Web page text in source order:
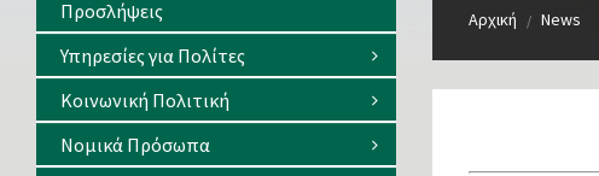
Αρχική / News
Προσλήψεις
Υπηρεσίες για Πολίτες
Κοινωνική Πολιτική
Νομικά Πρόσωπα